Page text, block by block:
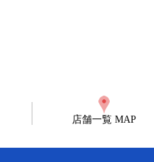
店舗一覧 MAP